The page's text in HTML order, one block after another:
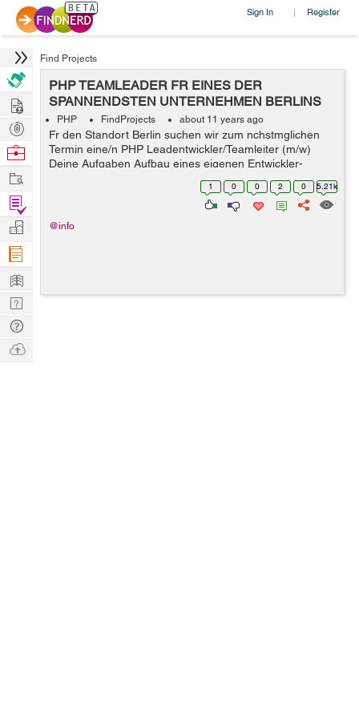
Sign In | Register
Find Projects
PHP TEAMLEADER FR EINES DER
SPANNENDSTEN UNTERNEHMEN BERLINS
GESUCHT !!!
PHP FindProjects about 11 years ago
Fr den Standort Berlin suchen wir zum nchstmglichen
Termin eine/n PHP Leadentwickler/Teamleiter (m/w)
Deine Aufgaben Aufbau eines eigenen Entwickler-
Teams mit dem Ziel fachliche und eventuell
disziplinarische Fhrung eines bis zu 5 kpfig...
1 0 0 2 0 5.21k
@info
Hire
Post
Projects
Browse
Work
Find
Projects
Manage
Company
Learn
Nerd
Digest
Tech
Q & A
Ask